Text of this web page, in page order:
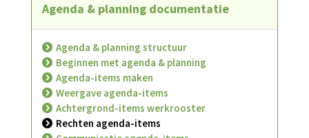
Agenda & planning documentatie
Agenda & planning structuur
Beginnen met agenda & planning
Agenda-items maken
Weergave agenda-items
Achtergrond-items werkrooster
Rechten agenda-items